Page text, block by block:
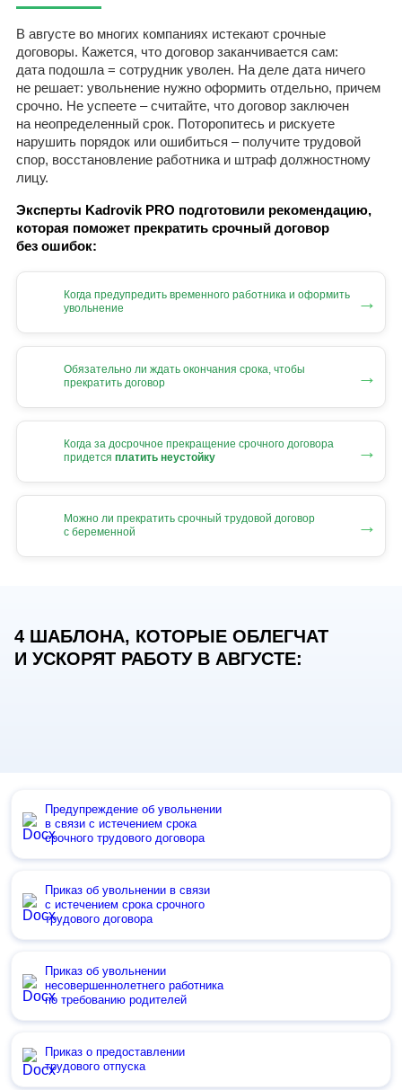
В августе во многих компаниях истекают срочные
договоры. Кажется, что договор заканчивается сам:
дата подошла = сотрудник уволен. На деле дата ничего
не решает: увольнение нужно оформить отдельно, причем
срочно. Не успеете – считайте, что договор заключен
на неопределенный срок. Поторопитесь и рискуете
нарушить порядок или ошибиться – получите трудовой
спор, восстановление работника и штраф должностному
лицу.
Эксперты Kadrovik PRO подготовили рекомендацию,
которая поможет прекратить срочный договор
без ошибок:
Когда предупредить временного работника и оформить
увольнение
→
Обязательно ли ждать окончания срока, чтобы
прекратить договор
→
Когда за досрочное прекращение срочного договора
придется платить неустойку →
Можно ли прекратить срочный трудовой договор
с беременной
→
4 ШАБЛОНА, КОТОРЫЕ ОБЛЕГЧАТ
И УСКОРЯТ РАБОТУ В АВГУСТЕ:
Предупреждение об увольнении
в связи с истечением срока
срочного трудового договора
Приказ об увольнении в связи
с истечением срока срочного
трудового договора
Приказ об увольнении
несовершеннолетнего работника
по требованию родителей
Приказ о предоставлении
трудового отпуска